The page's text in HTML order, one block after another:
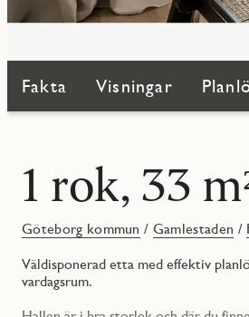
Fakta Visningar
1 rok, 33
Göteborg kommun / Gamlestaden /
Väldisponerad etta med effektiv
vardagsrum.